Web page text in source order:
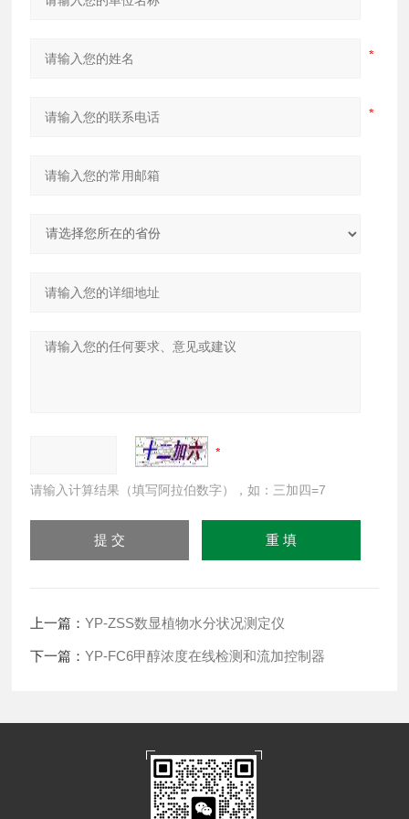
请输入计算结果（填写阿拉伯数字），如：三加四=7
上一篇：YP-ZSS数显植物水分状况测定仪
下一篇：YP-FC6甲醇浓度在线检测和流加控制器